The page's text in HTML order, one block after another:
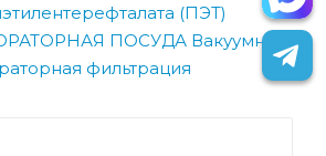
(ПЭТ)
ПОСУДА Вакуумная
фильтрация